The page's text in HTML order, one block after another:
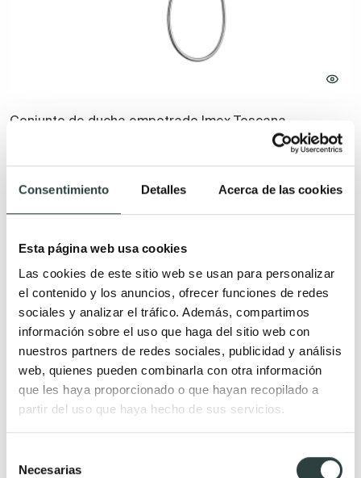
Consentimiento Detalles Acerca de las cookies
Esta página web usa cookies
Las cookies de este sitio web se usan para personalizar
el contenido y los anuncios, ofrecer funciones de redes
sociales y analizar el tráfico. Además, compartimos
información sobre el uso que haga del sitio web con
nuestros partners de redes sociales, publicidad y análisis
web, quienes pueden combinarla con otra información
que les haya proporcionado o que hayan recopilado a
partir del uso que haya hecho de sus servicios.
Necesarias
Conjunto de ducha empotrado Imex Toscana
192,51€ 260,15€